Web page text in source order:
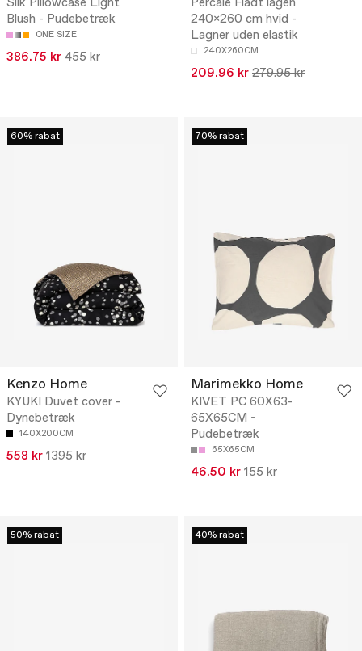
Silk Pillowcase Light
Blush - Pudebetræk
ONE SIZE
386.75 kr 455 kr
Percale Fladt lagen
240x260 cm hvid -
Lagner uden elastik
240X260CM
209.96 kr 279.95 kr
60% rabat
Kenzo Home
KYUKI Duvet cover -
Dynebetræk
140X200CM
558 kr 1395 kr
70% rabat
Marimekko Home
KIVET PC 60X63-
65X65CM -
Pudebetræk
65X65CM
46.50 kr 155 kr
50% rabat 40% rabat